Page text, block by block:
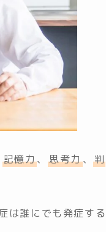
記憶力、思考力、判
は誰にでも発症する